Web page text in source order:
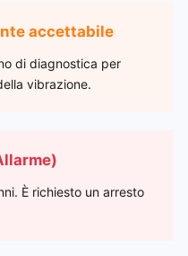
accettabile
di diagnostica per
vibrazione.
È richiesto un arresto